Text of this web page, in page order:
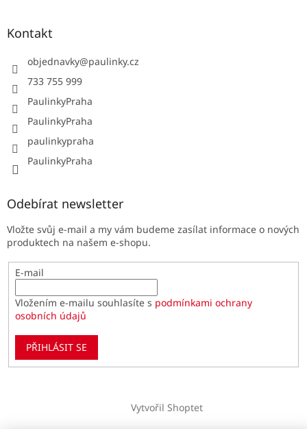
Kontakt
objednavky@paulinky.cz
733 755 999
PaulinkyPraha
PaulinkyPraha
paulinkypraha
PaulinkyPraha
Odebírat newsletter
Vložte svůj e-mail a my vám budeme zasílat informace o nových
produktech na našem e-shopu.
E-mail
Vložením e-mailu souhlasíte s podmínkami ochrany
osobních údajů
PŘIHLÁSIT SE
Vytvořil Shoptet